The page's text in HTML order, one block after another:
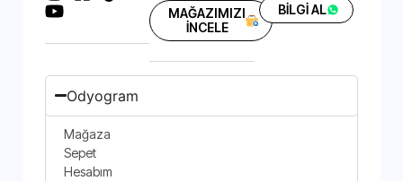
MAĞAZIMIZI
İNCELE
BİLGİ AL
Odyogram
Mağaza
Sepet
Hesabım